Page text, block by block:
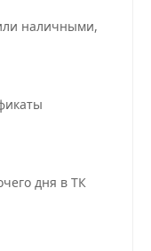
наличными,
дня в ТК